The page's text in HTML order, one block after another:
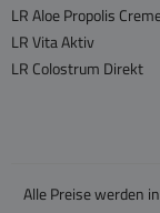
LR Aloe Propolis
LR Vita Aktiv
LR Colostrum Direkt
Alle Preise werden